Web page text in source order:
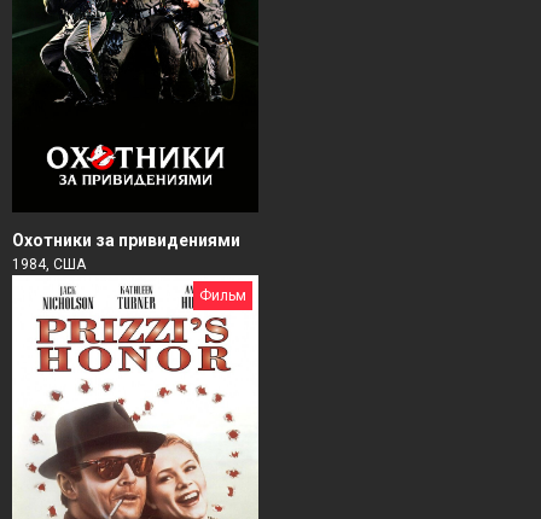
Охотники за привидениями
1984, США
Фильм